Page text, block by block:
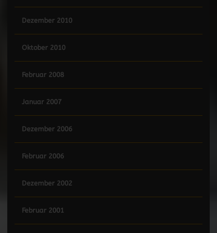
Dezember 2010
Oktober 2010
Februar 2008
Januar 2007
Dezember 2006
Februar 2006
Dezember 2002
Februar 2001